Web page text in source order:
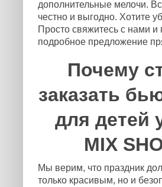
дополнительные мелочи.
честно и выгодно. Хотите
Просто свяжитесь с нами и
подробное предложение
Почему
заказать
для детей
MIX
Мы верим, что праздник
только красивым, но и